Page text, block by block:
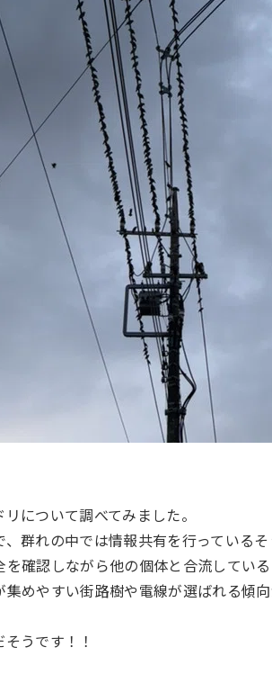
について調べてみました。
群れの中では情報共有を行っているそ
確認しながら他の個体と合流している
めやすい街路樹や電線が選ばれる傾向
うです！！